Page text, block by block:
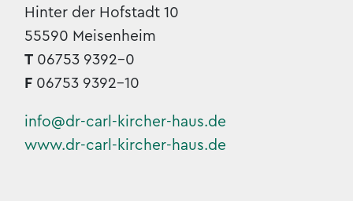
Hinter der Hofstadt 10
55590 Meisenheim
T 06753 9392-0
F 06753 9392-10
info@dr-carl-kircher-haus.de
www.dr-carl-kircher-haus.de